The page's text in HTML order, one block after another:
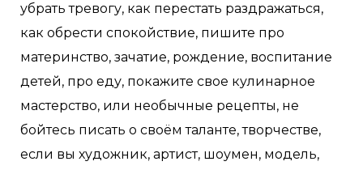
убрать тревогу, как перестать раздражаться,
как обрести спокойствие, пишите про
материнство, зачатие, рождение, воспитание
детей, про еду, покажите свое кулинарное
мастерство, или необычные рецепты, не
бойтесь писать о своём таланте, творчестве,
если вы художник, артист, шоумен, модель,